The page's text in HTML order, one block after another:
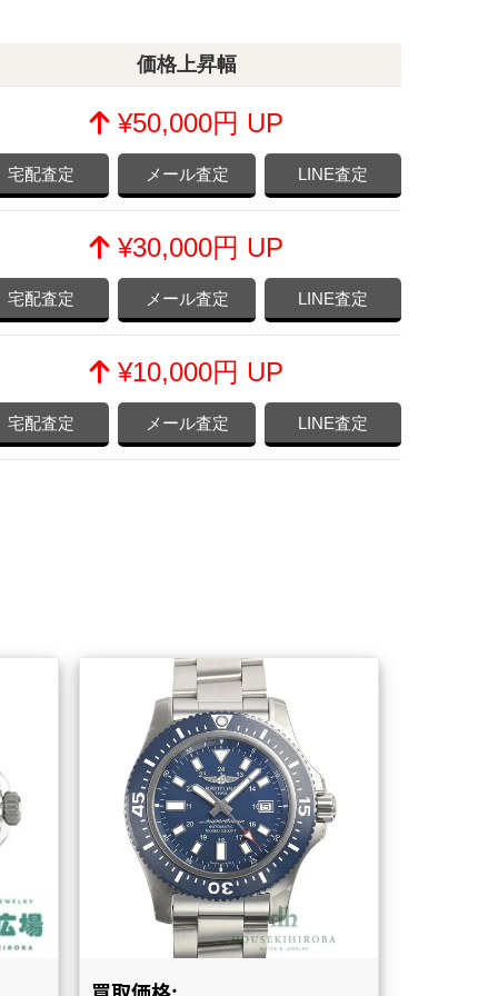
価格上昇幅
¥50,000円 UP
宅配査定 メール査定 LINE査定
¥30,000円 UP
宅配査定 メール査定 LINE査定
¥10,000円 UP
宅配査定 メール査定 LINE査定